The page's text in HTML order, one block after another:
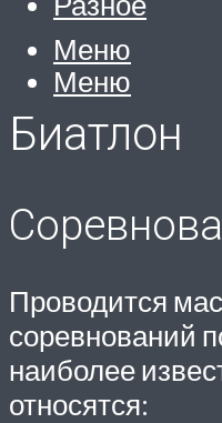
Меню
Меню
Биатлон
Проводится
соревнований
наиболее
относятся: